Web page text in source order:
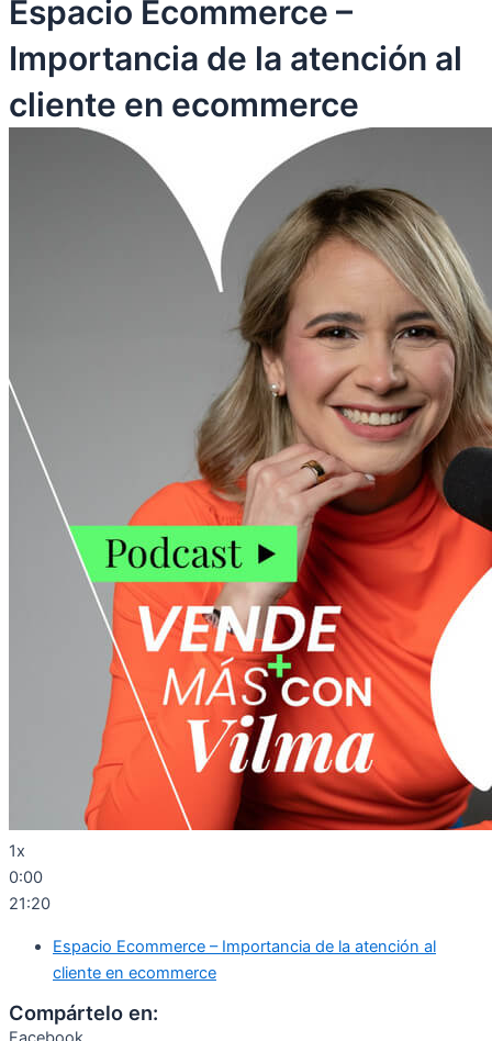
Espacio Ecommerce –
Importancia de la atención al
cliente en ecommerce
1x
0:00
21:20
Espacio Ecommerce – Importancia de la atención al
cliente en ecommerce
Compártelo en: